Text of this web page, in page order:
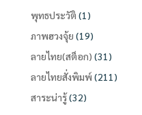
พุทธประวัติ (1)
ภาพฮวงจุ้ย (19)
ลายไทย(สต็อก) (31)
ลายไทยสั่งพิมพ์ (211)
สาระน่ารู้(32)